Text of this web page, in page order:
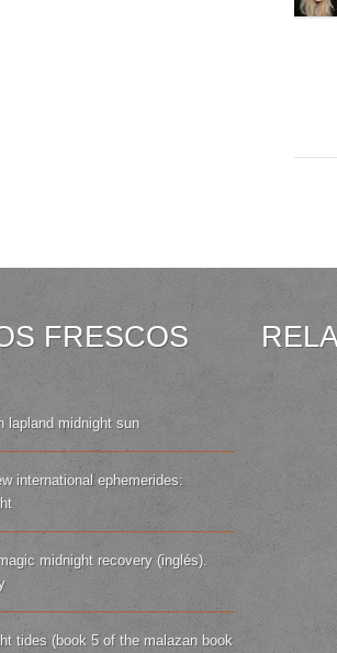
FRESCOS
lapland midnight sun
international ephemerides:
midnight recovery (inglés).
tides (book 5 of the malazan book